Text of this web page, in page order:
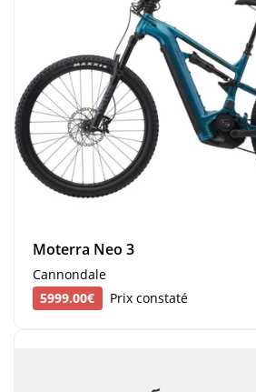
Moterra Neo 3
Cannondale
5999.00€
Prix constaté